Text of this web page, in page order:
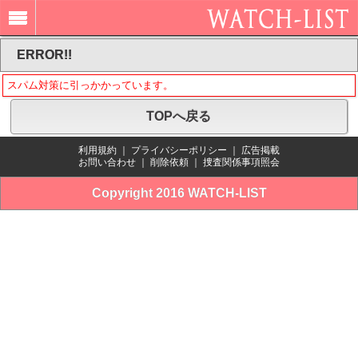
ERROR!!
スパム対策に引っかかっています。
TOPへ戻る
利用規約 プライバシーポリシー
広告掲載
お問い合わせ
削除依頼 捜査関係事項照会
Copyright 2016 WATCH-LIST